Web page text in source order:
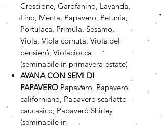
Crescione, Garofanino, Lavanda,
Lino, Menta, Papavero, Petunia,
Portulaca, Primula, Sesamo,
Viola, Viola cornuta, Viola del
pensiero, Violaciocca
(seminabile in primavera-estate)
AVANA CON SEMI DI
PAPAVERO Papavero, Papavero
californiano, Papavero scarlatto
caucasico, Papavero Shirley
(seminabile in